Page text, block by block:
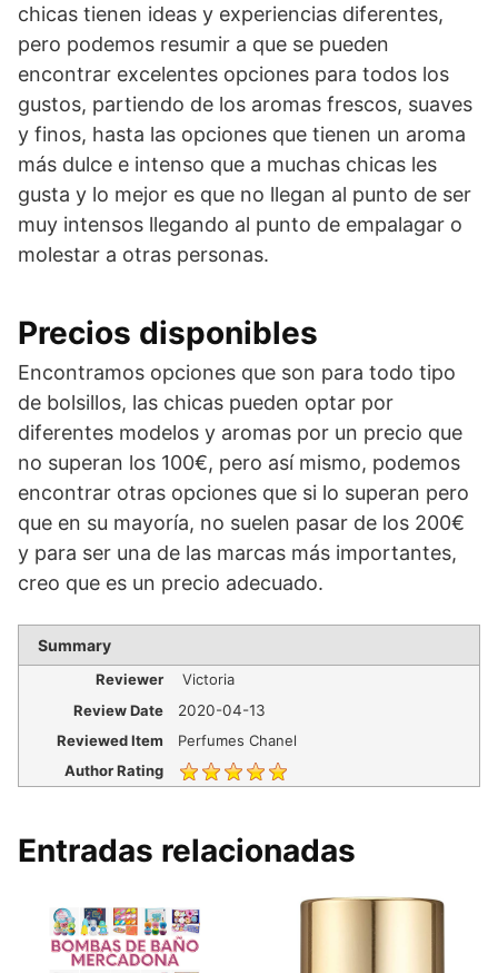
chicas tienen ideas y experiencias diferentes,
pero podemos resumir a que se pueden
encontrar excelentes opciones para todos los
gustos, partiendo de los aromas frescos, suaves
y finos, hasta las opciones que tienen un aroma
más dulce e intenso que a muchas chicas les
gusta y lo mejor es que no llegan al punto de ser
muy intensos llegando al punto de empalagar o
molestar a otras personas.
Precios disponibles
Encontramos opciones que son para todo tipo
de bolsillos, las chicas pueden optar por
diferentes modelos y aromas por un precio que
no superan los 100€, pero así mismo, podemos
encontrar otras opciones que si lo superan pero
que en su mayoría, no suelen pasar de los 200€
y para ser una de las marcas más importantes,
creo que es un precio adecuado.
Summary
Reviewer
Victoria
Review Date
2020-04-13
Reviewed Item
Perfumes Chanel
Author Rating
Entradas relacionadas